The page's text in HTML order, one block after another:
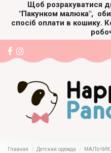
Щоб розрахуватися
"Пакунком малюка",
спосіб оплати в кошику.
Главная Детская одежда